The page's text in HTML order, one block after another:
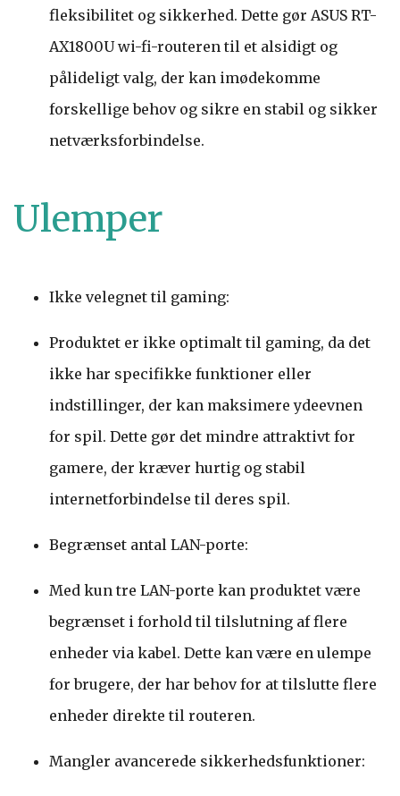
fleksibilitet og sikkerhed. Dette gør ASUS RT-
AX1800U wi-fi-routeren til et alsidigt og
pålideligt valg, der kan imødekomme
forskellige behov og sikre en stabil og sikker
netværksforbindelse.
Ulemper
Ikke velegnet til gaming:
Produktet er ikke optimalt til gaming, da det
ikke har specifikke funktioner eller
indstillinger, der kan maksimere ydeevnen
for spil. Dette gør det mindre attraktivt for
gamere, der kræver hurtig og stabil
internetforbindelse til deres spil.
Begrænset antal LAN-porte:
Med kun tre LAN-porte kan produktet være
begrænset i forhold til tilslutning af flere
enheder via kabel. Dette kan være en ulempe
for brugere, der har behov for at tilslutte flere
enheder direkte til routeren.
Mangler avancerede sikkerhedsfunktioner: